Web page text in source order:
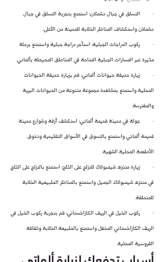
·        التسلق في جبال تشملان: استمتع بتجربة التسلق في جبال
تشملان واستكشاف المناظر الخلابة للمدينة من الأعلى.
·        ركوب الدراجات الجبلية: استأجر دراجة جبلية واستمتع برحلة
مثيرة عبر المسارات الجبلية المتاحة في المناطق المحيطة بألماتي.
·        زيارة حديقة حيوانات ألماتي: قم بزيارة حديقة الحيوانات
المحلية واستمتع بمشاهدة مجموعة متنوعة من الحيوانات البرية
والمفترسة.
·        جولة في مدينة قديمة ألماتي: استكشف أزقة وشوارع مدينة
قديمة ألماتي واستمتع بالتسوق في الأسواق التقليدية وتذوق
الأطعمة المحلية الشهية.
·        زيارة متنزه شيمبولاك للتزلج على الثلج: استمتع بالتزلج على الثلج
في متنزه شيمبولاك الجميل واستمتع بالمناظر الطبيعية الخلابة
للمنطقة.
·        ركوب الخيل في الريف الكازاخستاني: قم بتجربة ركوب الخيل في
الريف الكازاخستاني المذهل واستمتع بالطبيعة الخلابة وثقافة
الفروسية المحلية.